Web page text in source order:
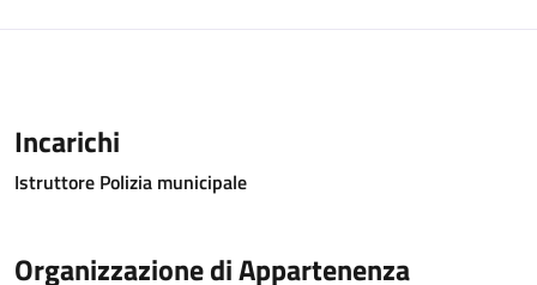
Incarichi
Istruttore Polizia municipale
Organizzazione di Appartenenza